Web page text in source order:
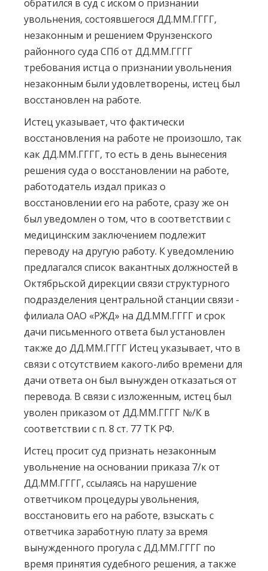
обратился в суд с иском о признании
увольнения, состоявшегося ДД.ММ.ГГГГ,
незаконным и решением Фрунзенского
районного суда СПб от ДД.ММ.ГГГГ
требования истца о признании увольнения
незаконным были удовлетворены, истец был
восстановлен на работе.
Истец указывает, что фактически
восстановления на работе не произошло, так
как ДД.ММ.ГГГГ, то есть в день вынесения
решения суда о восстановлении на работе,
работодатель издал приказ о
восстановлении его на работе, сразу же он
был уведомлен о том, что в соответствии с
медицинским заключением подлежит
переводу на другую работу. К уведомлению
предлагался список вакантных должностей в
Октябрьской дирекции связи структурного
подразделения центральной станции связи -
филиала ОАО «РЖД» на ДД.ММ.ГГГГ и срок
дачи письменного ответа был установлен
также до ДД.ММ.ГГГГ Истец указывает, что в
связи с отсутствием какого-либо времени для
дачи ответа он был вынужден отказаться от
перевода. В связи с изложенным, истец был
уволен приказом от ДД.ММ.ГГГГ №/К в
соответствии с п. 8 ст. 77 ТК РФ.
Истец просит суд признать незаконным
увольнение на основании приказа 7/к от
ДД.ММ.ГГГГ, ссылаясь на нарушение
ответчиком процедуры увольнения,
восстановить его на работе, взыскать с
ответчика заработную плату за время
вынужденного прогула с ДД.ММ.ГГГГ по
время принятия судебного решения, а также